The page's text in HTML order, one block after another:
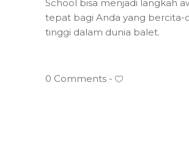
School bisa menjadi langkah
tepat bagi Anda yang bercita-
tinggi dalam dunia balet.
0 Comments